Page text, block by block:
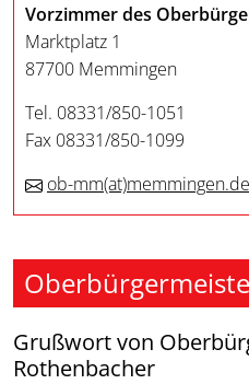
Vorzimmer des
Marktplatz 1
87700 Memmingen
Tel. 08331/850-1051
Fax 08331/850-1099
ob-mm(at)memmingen.de
Grußwort von
Rothenbacher